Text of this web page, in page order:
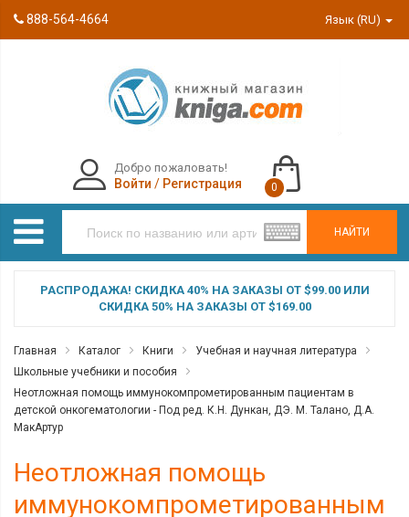
888-564-4664 Язык (RU)
НАЙТИ
Добро пожаловать!
Войти / Регистрация 0
РАСПРОДАЖА! СКИДКА 40% НА ЗАКАЗЫ ОТ $99.00 ИЛИ
СКИДКА 50% НА ЗАКАЗЫ ОТ $169.00
Главная Каталог Книги
Учебная и научная литература
Школьные учебники и пособия
Неотложная помощь иммунокомпрометированным пациентам в
детской онкогематологии - Под ред. К.Н. Дункан, ДЭ. М. Талано, Д.А.
МакАртур
Неотложная помощь
иммунокомпрометированным